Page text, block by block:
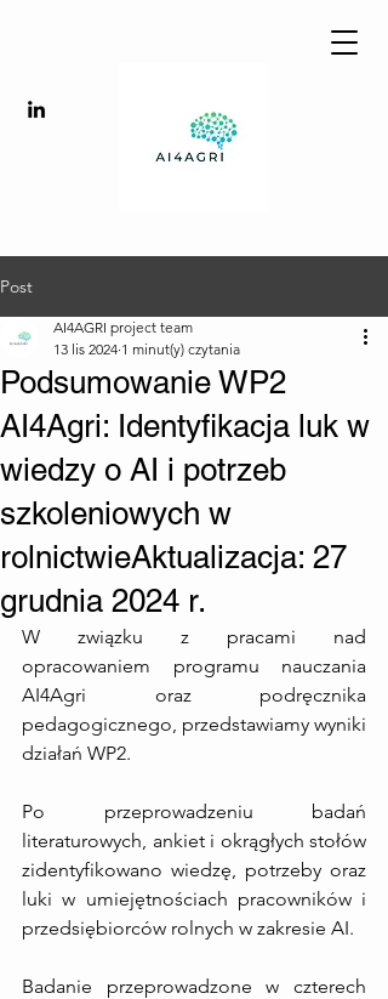
Post
Podsumowanie WP2
AI4Agri: Identyfikacja luk w
wiedzy o AI i potrzeb
szkoleniowych w
rolnictwieAktualizacja: 27
grudnia 2024 r.
AI4AGRI project team
13 lis 2024 1 minut(y) czytania
W związku z pracami nad
opracowaniem programu nauczania
AI4Agri oraz podręcznika
pedagogicznego, przedstawiamy wyniki
działań WP2.
Po przeprowadzeniu badań
literaturowych, ankiet i okrągłych stołów
zidentyfikowano wiedzę, potrzeby oraz
luki w umiejętnościach pracowników i
przedsiębiorców rolnych w zakresie AI.
Badanie przeprowadzone w czterech